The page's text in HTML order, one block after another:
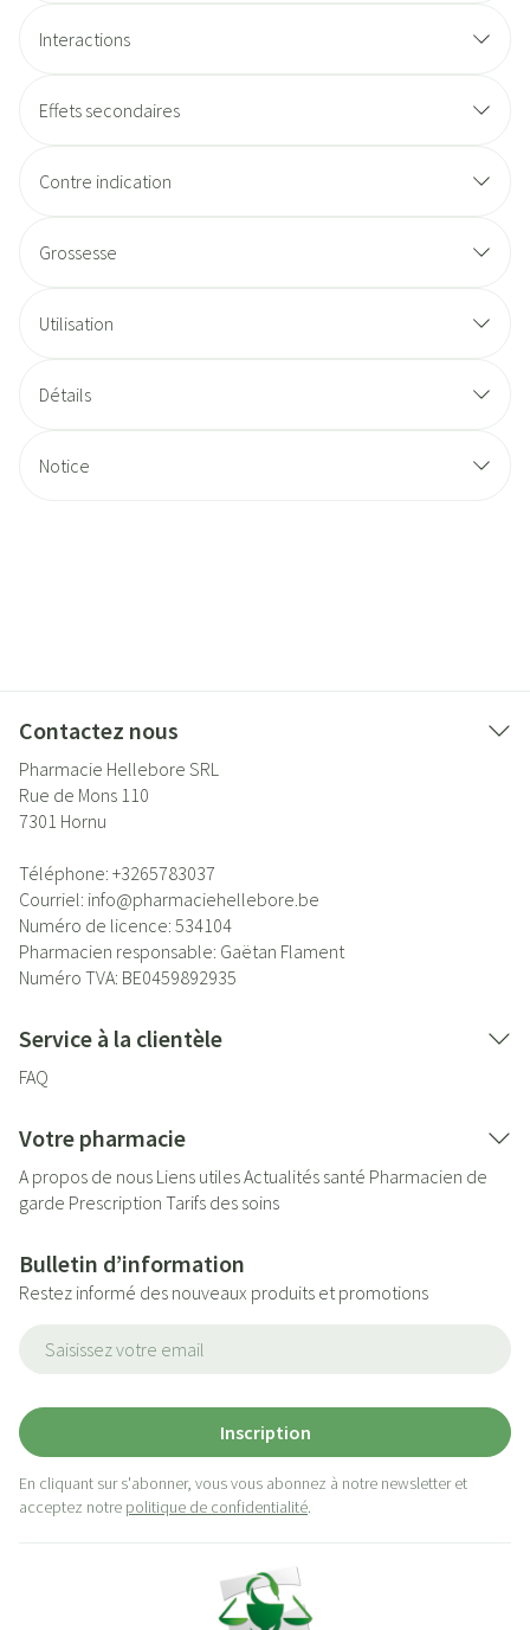
Interactions
Effets secondaires
Contre indication
Grossesse
Utilisation
Détails
Notice
Contactez nous
Pharmacie Hellebore SRL
Rue de Mons 110
7301 Hornu
Téléphone: +3265783037
Courriel: info@pharmaciehellebore.be
Numéro de licence: 534104
Pharmacien responsable: Gaëtan Flament
Numéro TVA: BE0459892935
Service à la clientèle
FAQ
Votre pharmacie
A propos de nous Liens utilesActualités santé Pharmacien de
garde Prescription Tarifs des soins
Bulletin d’information
Restez informé des nouveaux produits et promotions
Inscription
En cliquant sur s'abonner, vous vous abonnez à notre newsletter et
acceptez notre politique de confidentialité.